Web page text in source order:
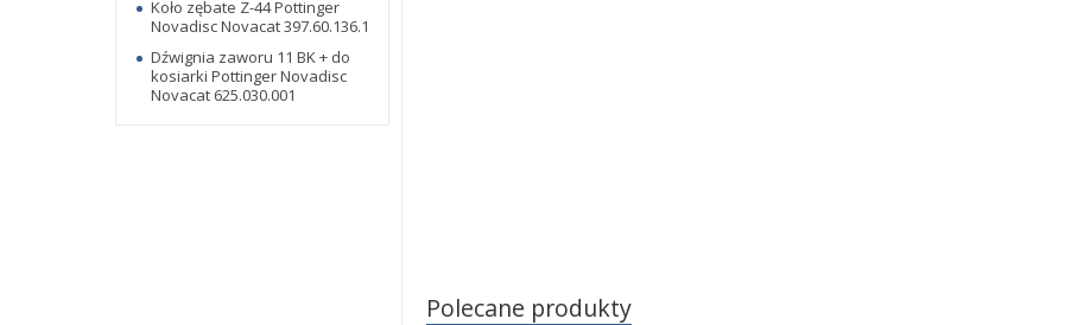
Polecane produkty
Koło zębate Z-44 Pottinger
Novadisc Novacat 397.60.136.1
Dźwignia zaworu 11 BK + do
kosiarki Pottinger Novadisc
Novacat 625.030.001